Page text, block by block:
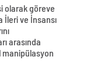
olarak göreve
İleri ve İnsansı
arasında